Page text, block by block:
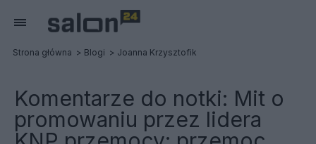
Strona główna Blogi Joanna Krzysztofik
Komentarze do notki: Mit o
promowaniu przez lidera